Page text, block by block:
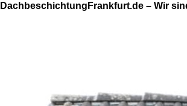
DachbeschichtungFrankfurt.de – Wir